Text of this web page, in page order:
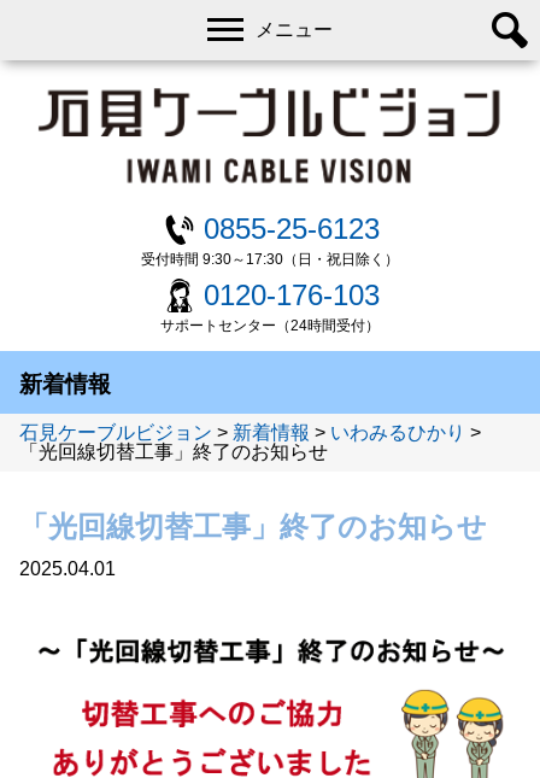
0855-25-6123
受付時間 9:30～17:30（日・祝日除く）
0120-176-103
サポートセンター（24時間受付）
メニュー
新着情報
石見ケーブルビジョン > 新着情報 > いわみるひかり >
「光回線切替工事」終了のお知らせ
「光回線切替工事」終了のお知らせ
2025.04.01